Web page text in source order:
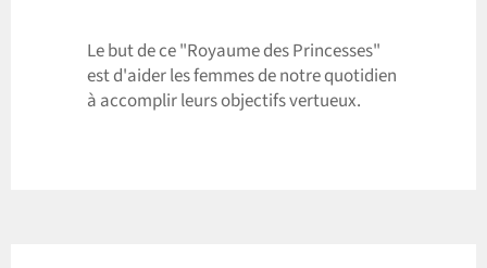
Le but de ce "Royaume des Princesses"
est d'aider les femmes de notre quotidien
à accomplir leurs objectifs vertueux.